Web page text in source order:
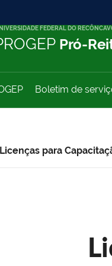
FEDERAL DO
Pró-
Boletim de
Licenças para